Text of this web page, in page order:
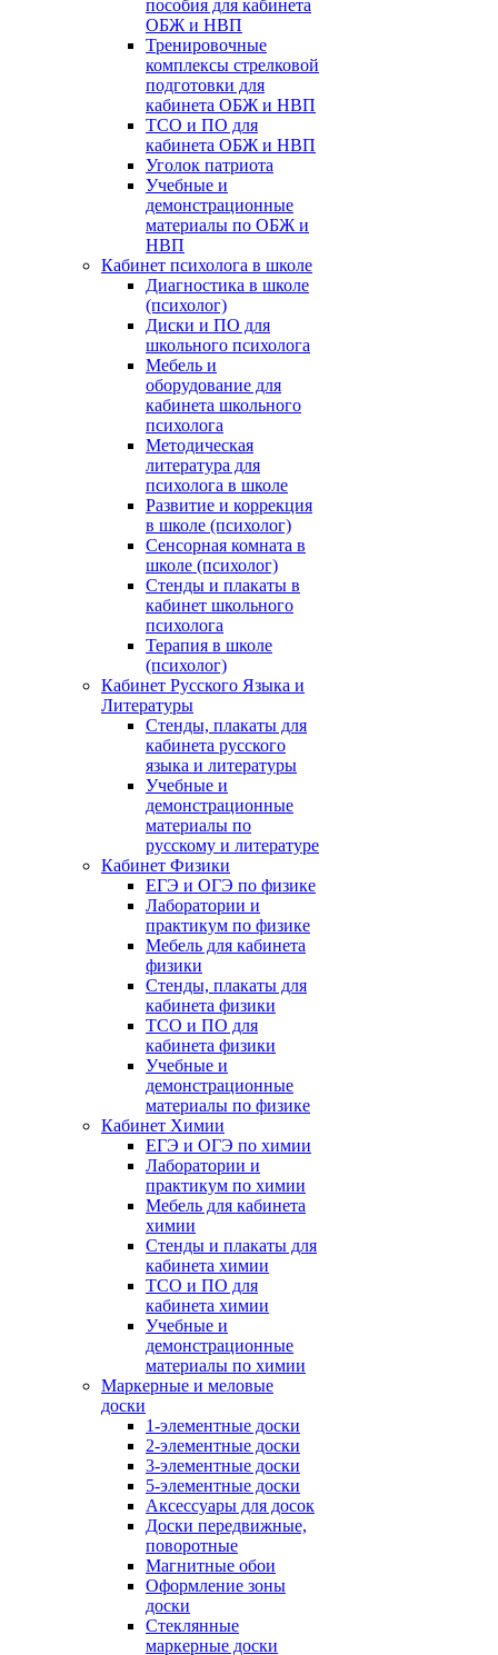
пособия для кабинета
ОБЖ и НВП
Тренировочные
комплексы стрелковой
подготовки для
кабинета ОБЖ и НВП
ТСО и ПО для
кабинета ОБЖ и НВП
Уголок патриота
Учебные и
демонстрационные
материалы по ОБЖ и
НВП
Кабинет психолога в школе
Диагностика в школе
(психолог)
Диски и ПО для
школьного психолога
Мебель и
оборудование для
кабинета школьного
психолога
Методическая
литература для
психолога в школе
Развитие и коррекция
в школе (психолог)
Сенсорная комната в
школе (психолог)
Стенды и плакаты в
кабинет школьного
психолога
Терапия в школе
(психолог)
Кабинет Русского Языка и
Литературы
Стенды, плакаты для
кабинета русского
языка и литературы
Учебные и
демонстрационные
материалы по
русскому и литературе
Кабинет Физики
ЕГЭ и ОГЭ по физике
Лаборатории и
практикум по физике
Мебель для кабинета
физики
Стенды, плакаты для
кабинета физики
ТСО и ПО для
кабинета физики
Учебные и
демонстрационные
материалы по физике
Кабинет Химии
ЕГЭ и ОГЭ по химии
Лаборатории и
практикум по химии
Мебель для кабинета
химии
Стенды и плакаты для
кабинета химии
ТСО и ПО для
кабинета химии
Учебные и
демонстрационные
материалы по химии
Маркерные и меловые
доски
1-элементные доски
2-элементные доски
3-элементные доски
5-элементные доски
Аксессуары для досок
Доски передвижные,
поворотные
Магнитные обои
Оформление зоны
доски
Стеклянные
маркерные доски